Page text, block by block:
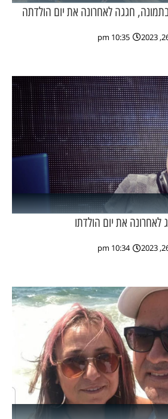
חגגה לאחרונה את יום הולדתה
10:35 pm
את יום הולדתו
10:34 pm